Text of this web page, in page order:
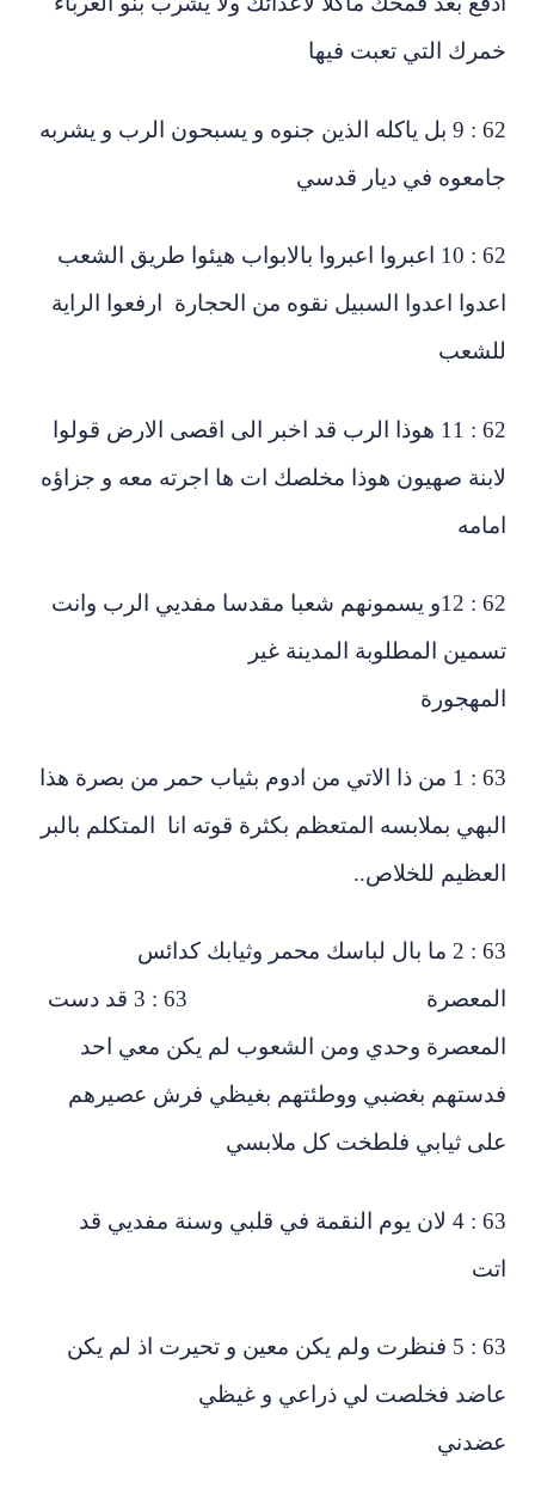
التي تعبت فيها
62 : 9 بل ياكله الذين جنوه و يسبحون الرب و يشربه
في ديار قدسي
62 : 10 اعبروا اعبروا بالابواب هيئوا طريق الشعب
اعدوا السبيل نقوه من الحجارة ارفعوا الراية
62 : 11 هوذا الرب قد اخبر الى اقصى الارض قولوا
صهيون هوذا مخلصك ات ها اجرته معه و جزاؤه
62 : 12و يسمونهم شعبا مقدسا مفديي الرب وانت
المطلوبة المدينة غير
63 : 1 من ذا الاتي من ادوم بثياب حمر من بصرة هذا
بملابسه المتعظم بكثرة قوته انا المتكلم بالبر
للخلاص..
63 : 2 ما بال لباسك محمر وثيابك كدائس
المعصرة 63 : 3 قد دست
وحدي ومن الشعوب لم يكن معي احد
بغضبي ووطئتهم بغيظي فرش عصيرهم
ثيابي فلطخت كل ملابسي
63 : 4 لان يوم النقمة في قلبي وسنة مفديي قد
63 : 5 فنظرت ولم يكن معين و تحيرت اذ لم يكن
فخلصت لي ذراعي و غيظي